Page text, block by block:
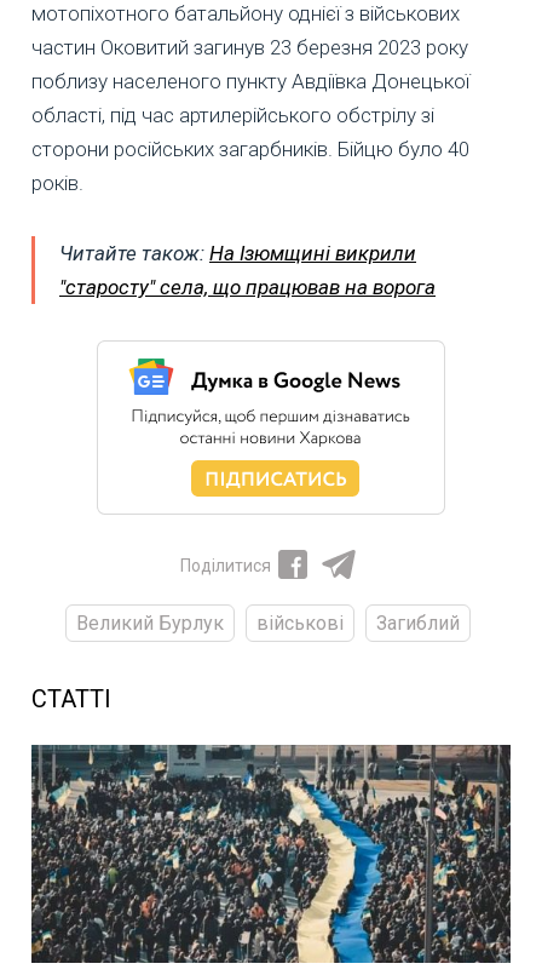
мотопіхотного батальйону однієї з військових
частин Оковитий загинув 23 березня 2023 року
поблизу населеного пункту Авдіївка Донецької
області, під час артилерійського обстрілу зі
сторони російських загарбників. Бійцю було 40
років.
Читайте також: На Ізюмщині викрили
"старосту" села, що працював на ворога
Поділитися
Великий Бурлук військові Загиблий
СТАТТІ